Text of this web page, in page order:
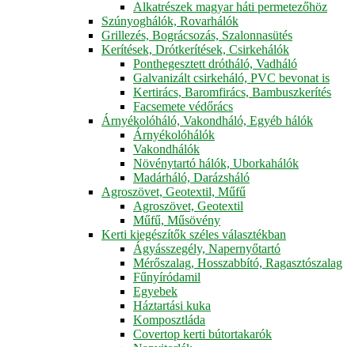
Alkatrészek magyar háti permetezőhöz
Szúnyoghálók, Rovarhálók
Grillezés, Bográcsozás, Szalonnasütés
Kerítések, Drótkerítések, Csirkehálók
Ponthegesztett drótháló, Vadháló
Galvanizált csirkeháló, PVC bevonat is
Kertirács, Baromfirács, Bambuszkerítés
Facsemete védőrács
Árnyékolóháló, Vakondháló, Egyéb hálók
Árnyékolóhálók
Vakondhálók
Növénytartó hálók, Uborkahálók
Madárháló, Darázsháló
Agroszövet, Geotextil, Műfű
Agroszövet, Geotextil
Műfű, Műsövény
Kerti kiegészítők széles választékban
Ágyásszegély, Napernyőtartó
Mérőszalag, Hosszabbító, Ragasztószalag
Fűnyíródamil
Egyebek
Háztartási kuka
Komposztláda
Covertop kerti bútortakarók